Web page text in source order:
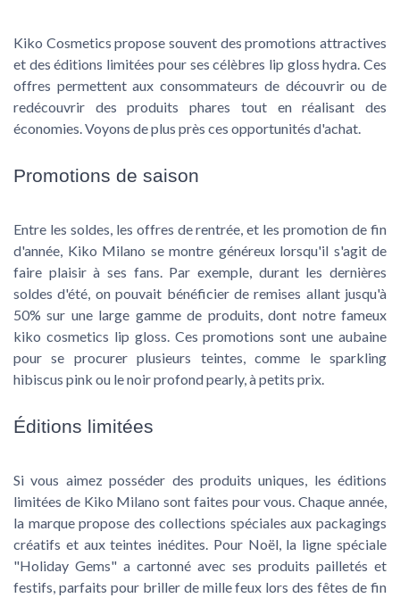
Kiko Cosmetics propose souvent des promotions attractives
et des éditions limitées pour ses célèbres lip gloss hydra. Ces
offres permettent aux consommateurs de découvrir ou de
redécouvrir des produits phares tout en réalisant des
économies. Voyons de plus près ces opportunités d'achat.
Promotions de saison
Entre les soldes, les offres de rentrée, et les promotion de fin
d'année, Kiko Milano se montre généreux lorsqu'il s'agit de
faire plaisir à ses fans. Par exemple, durant les dernières
soldes d'été, on pouvait bénéficier de remises allant jusqu'à
50% sur une large gamme de produits, dont notre fameux
kiko cosmetics lip gloss. Ces promotions sont une aubaine
pour se procurer plusieurs teintes, comme le sparkling
hibiscus pink ou le noir profond pearly, à petits prix.
Éditions limitées
Si vous aimez posséder des produits uniques, les éditions
limitées de Kiko Milano sont faites pour vous. Chaque année,
la marque propose des collections spéciales aux packagings
créatifs et aux teintes inédites. Pour Noël, la ligne spéciale
"Holiday Gems" a cartonné avec ses produits pailletés et
festifs, parfaits pour briller de mille feux lors des fêtes de fin